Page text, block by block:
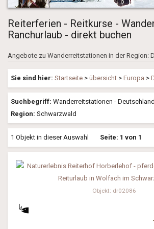
Reiterferien - Reitkurse -
Ranchurlaub - direkt buchen
Angebote zu Wanderreitstationen in der Region:
Sie sind hier: Startseite > übersicht > Europa >
Suchbegriff: Wanderreitstationen - Deutschland
Region: Schwarzwald
1 Objekt in dieser Auswahl Seite: 1 von 1
Objekt: dr02086